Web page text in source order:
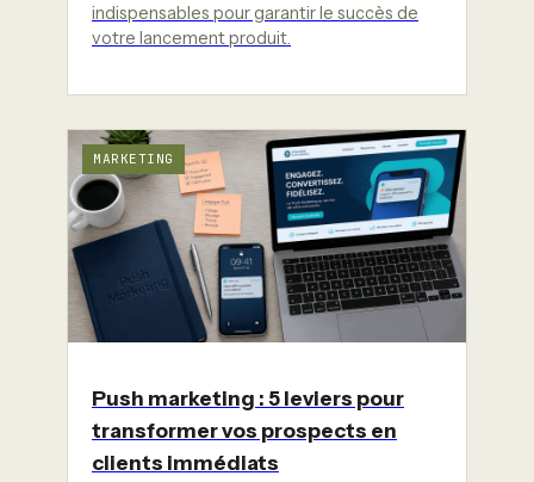
indispensables pour garantir le succès de
votre lancement produit.
MARKETING
Push marketing : 5 leviers pour
transformer vos prospects en
clients immédiats